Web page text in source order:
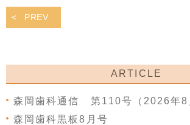
PREV
ARTICLE
森岡歯科通信 第110号（2026年8
森岡歯科黒板8月号